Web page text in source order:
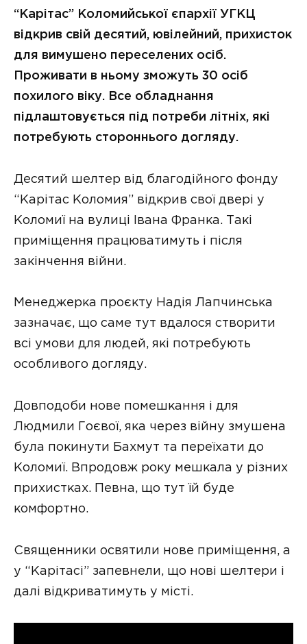
“Карітас” Коломийської єпархії УГКЦ
відкрив свій десятий, ювілейний, прихисток
для вимушено переселених осіб.
Проживати в ньому зможуть 30 осіб
похилого віку. Все обладнання
підлаштовується під потреби літніх, які
потребують стороннього догляду.
Десятий шелтер від благодійного фонду
“Карітас Коломия” відкрив свої двері у
Коломиї на вулиці Івана Франка. Такі
приміщення працюватимуть і після
закінчення війни.
Менеджерка проєкту Надія Лапчинська
зазначає, що саме тут вдалося створити
всі умови для людей, які потребують
особливого догляду.
Довподоби нове помешкання і для
Людмили Гоєвої, яка через війну змушена
була покинути Бахмут та переїхати до
Коломиї. Впродовж року мешкала у різних
прихистках. Певна, що тут їй буде
комфортно.
Священники освятили нове приміщення, а
у “Карітасі” запевнели, що нові шелтери і
далі відкриватимуть у місті.